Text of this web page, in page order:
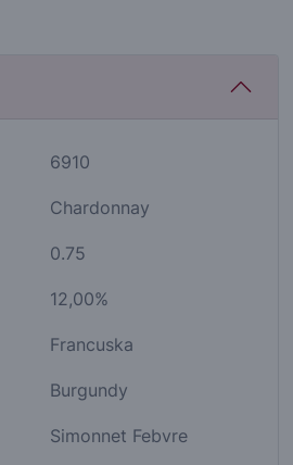
6910
Chardonnay
0.75
12,00%
Francuska
Burgundy
Simonnet Febvre